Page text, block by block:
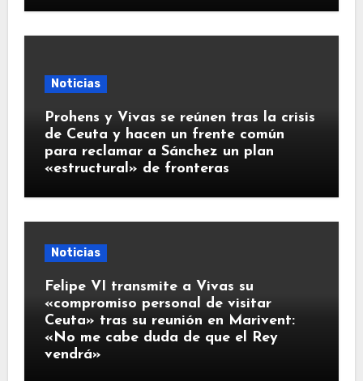
Noticias
Prohens y Vivas se reúnen tras la crisis
de Ceuta y hacen un frente común
para reclamar a Sánchez un plan
«estructural» de fronteras
Noticias
Felipe VI transmite a Vivas su
«compromiso personal de visitar
Ceuta» tras su reunión en Marivent:
«No me cabe duda de que el Rey
vendrá»